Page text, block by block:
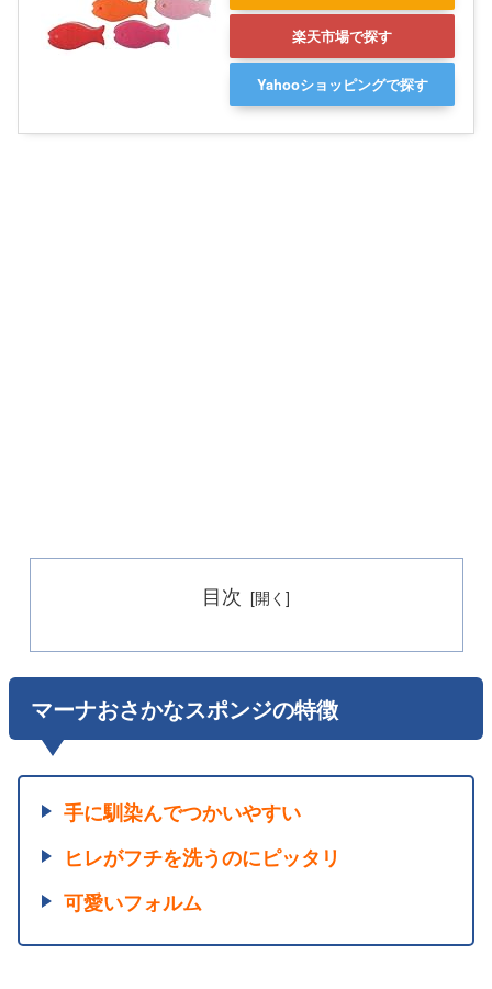
楽天市場で探す
Yahooショッピングで探す
目次
マーナおさかなスポンジの特徴
手に馴染んでつかいやすい
ヒレがフチを洗うのにピッタリ
可愛いフォルム